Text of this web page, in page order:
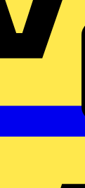
& Co. KG